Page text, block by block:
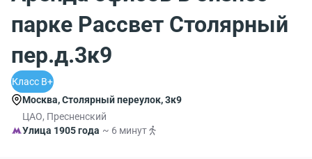
парке Рассвет Столярный
пер.д.3к9
Класс B+
Москва, Столярный переулок, 3к9
ЦАО, Пресненский
Улица 1905 года ~ 6 минут